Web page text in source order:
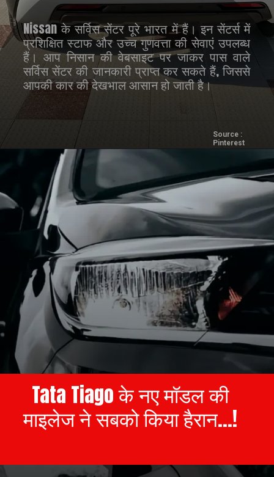
Nissan के सर्विस सेंटर पूरे भारत में हैं। इन सेंटर्स में
प्रशिक्षित स्टाफ और उच्च गुणवत्ता की सेवाएं उपलब्ध
हैं। आप निसान की वेबसाइट पर जाकर पास वाले
सर्विस सेंटर की जानकारी प्राप्त कर सकते हैं, जिससे
आपकी कार की देखभाल आसान हो जाती है।
Source :
Pinterest
Tata Tiagoके नए मॉडल की
माइलेज ने सबको किया हैरान...!